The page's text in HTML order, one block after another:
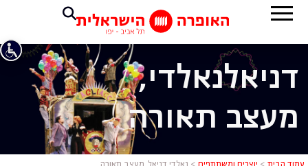
נאלדי
דניאלנאלדי,
מעצב תאורה